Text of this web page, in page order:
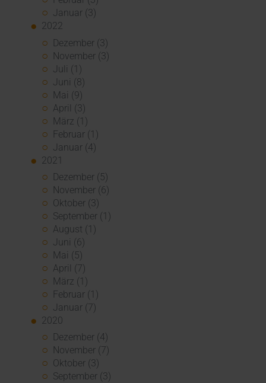
Januar (3)
2022
Dezember (3)
November (3)
Juli (1)
Juni (8)
Mai (9)
April (3)
März (1)
Februar (1)
Januar (4)
2021
Dezember (5)
November (6)
Oktober (3)
September (1)
August (1)
Juni (6)
Mai (5)
April (7)
März (1)
Februar (1)
Januar (7)
2020
Dezember (4)
November (7)
Oktober (3)
September (3)